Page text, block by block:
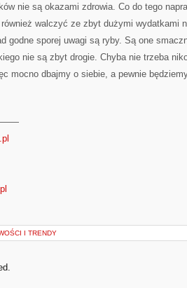
nie są okazami zdrowia. Co do tego
walczyć ze zbyt dużymi wydatkami
godne sporej uwagi są ryby. Są one
nie są zbyt drogie. Chyba nie trzeba
mocno dbajmy o siebie, a pewnie
I TRENDY